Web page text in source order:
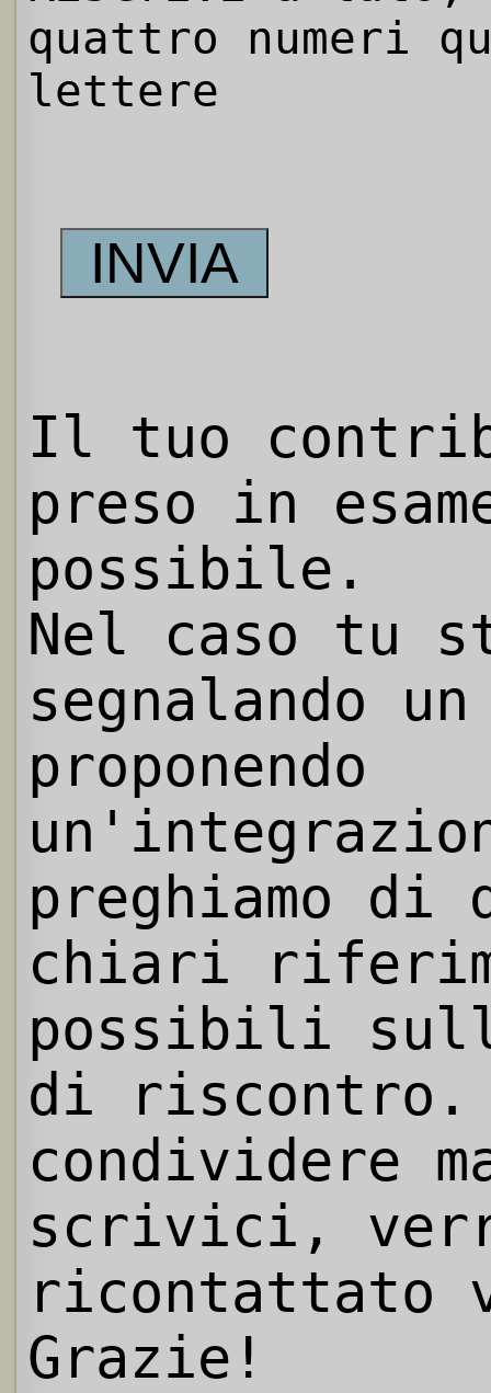
quattro numeri
lettere
Il tuo
preso in
possibile.
Nel caso tu
segnalando
proponendo
preghiamo
chiari
possibili
di riscontro.
condividere
scrivici,
ricontattato
Grazie!